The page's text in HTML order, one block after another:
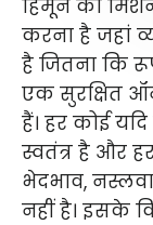
हिमून का
करना है जहां
है जितना कि
एक सुरक्षित
हैं। हर कोई
स्वतंत्र है और
भेदभाव,
नहीं है। इसके